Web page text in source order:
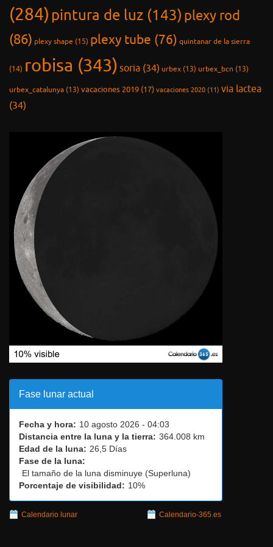
(284) pintura de luz (143) plexy rod
(86) plexy shape (15) plexy tube (76) quintanar de la sierra
(14) robisa (343)soria (34) urbex (13) urbex_bcn (13)
urbex_catalunya (13) vacaciones 2019 (17) vacaciones 2020 (11) via lactea
(34)
Fase lunar actual
Fecha y hora: 10 agosto 2026 - 04:03
Distancia entre la luna y la tierra: 364.008 km
Edad de la luna: 26,5 Días
Fase de la luna:
El tamaño de la luna disminuye (Superluna)
Porcentaje de visibilidad: 10%
Calendario lunar Calendario-365.es